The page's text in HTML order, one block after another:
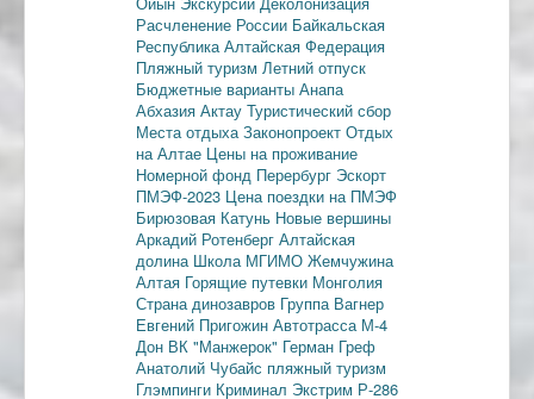
Расчленение России Байкальская
РеспубликаАлтайская Федерация
Пляжный туризм Летний отпуск
Бюджетные варианты Анапа
Абхазия Актау Туристический сбор
Места отдыхаЗаконопроект Отдых
на Алтае Цены на проживание
Номерной фонд Перербург Эскорт
ПМЭФ-2023 Цена поездки на ПМЭФ
Бирюзовая Катунь Новые вершины
Аркадий Ротенберг Алтайская
долина Школа МГИМО Жемчужина
Алтая Горящие путевки Монголия
Страна динозавров Группа Вагнер
Евгений Пригожин Автотрасса М-4
Дон ВК "Манжерок" Герман Греф
Анатолий Чубайс пляжный туризм
Глэмпинги Криминал Экстрим Р-286